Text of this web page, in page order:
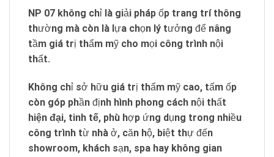
NP 07 không chỉ là giải pháp ốp trang trí thông
thường mà còn là lựa chọn lý tưởng để nâng
tầm giá trị thẩm mỹ cho mọi công trình nội
thất.
Không chỉ sở hữu giá trị thẩm mỹ cao, tấm ốp
còn góp phần định hình phong cách nội thất
hiện đại, tinh tế, phù hợp ứng dụng trong nhiều
công trình từ nhà ở, căn hộ, biệt thự đến
showroom, khách sạn, spa hay không gian